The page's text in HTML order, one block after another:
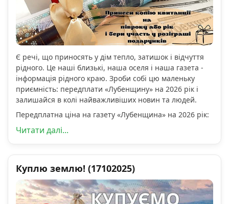
Є речі, що приносять у дім тепло, затишок і відчуття
рідного. Це наші близькі, наша оселя і наша газета -
інформація рідного краю. Зроби собі цю маленьку
приємність: передплати «Лубенщину» на 2026 рік і
залишайся в колі найважливіших новин та людей.
Передплатна ціна на газету «Лубенщина» на 2026 рік:
Читати далі...
Куплю землю! (17102025)